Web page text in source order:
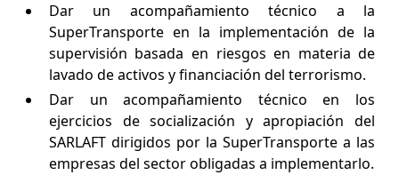
Dar un acompañamiento técnico a la
SuperTransporte en la implementación de la
supervisión basada en riesgos en materia de
lavado de activos y financiación del terrorismo.
Dar un acompañamiento técnico en los
ejercicios de socialización y apropiación del
SARLAFT dirigidos por la SuperTransporte a las
empresas del sector obligadas a implementarlo.